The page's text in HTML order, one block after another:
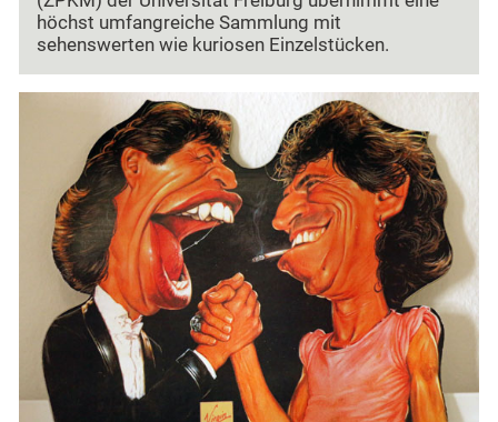
höchst umfangreiche Sammlung mit
sehenswerten wie kuriosen Einzelstücken.